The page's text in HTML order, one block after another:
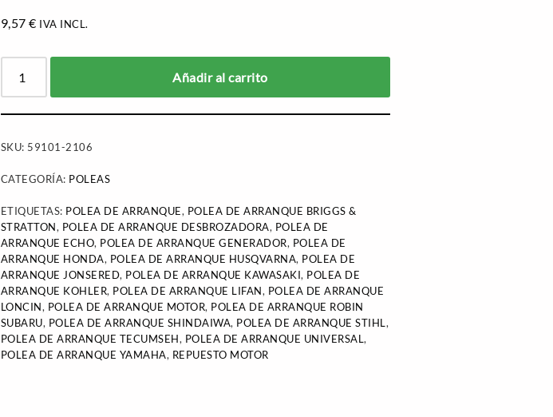
9,57€ IVA INCL.
Añadir al carrito
SKU: 59101-2106
CATEGORÍA: POLEAS
ETIQUETAS: POLEA DE ARRANQUE, POLEA DE ARRANQUE BRIGGS &
STRATTON, POLEA DE ARRANQUE DESBROZADORA, POLEA DE
ARRANQUE ECHO, POLEA DE ARRANQUE GENERADOR, POLEA DE
ARRANQUE HONDA, POLEA DE ARRANQUE HUSQVARNA, POLEA DE
ARRANQUE JONSERED, POLEA DE ARRANQUE KAWASAKI, POLEA DE
ARRANQUE KOHLER, POLEA DE ARRANQUE LIFAN, POLEA DE ARRANQUE
LONCIN, POLEA DE ARRANQUE MOTOR, POLEA DE ARRANQUE ROBIN
SUBARU, POLEA DE ARRANQUE SHINDAIWA, POLEA DE ARRANQUE STIHL,
POLEA DE ARRANQUE TECUMSEH, POLEA DE ARRANQUE UNIVERSAL,
POLEA DE ARRANQUE YAMAHA, REPUESTO MOTOR